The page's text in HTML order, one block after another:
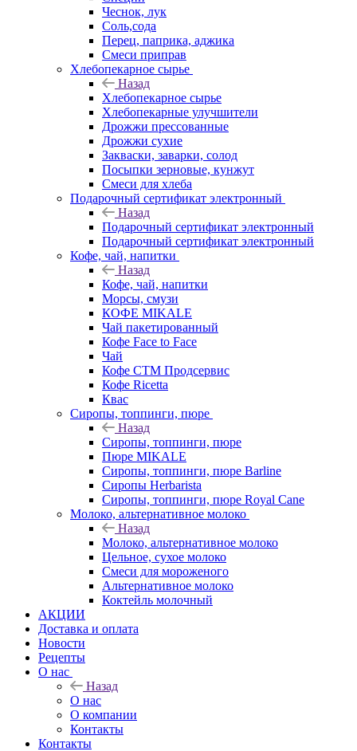
Чеснок, лук
Соль,сода
Перец, паприка, аджика
Смеси приправ
Хлебопекарное сырье
Назад
Хлебопекарное сырье
Хлебопекарные улучшители
Дрожжи прессованные
Дрожжи сухие
Закваски, заварки, солод
Посыпки зерновые, кунжут
Смеси для хлеба
Подарочный сертификат электронный
Назад
Подарочный сертификат электронный
Подарочный сертификат электронный
Кофе, чай, напитки
Назад
Кофе, чай, напитки
Морсы, смузи
КОФЕ MIKALE
Чай пакетированный
Кофе Face to Face
Чай
Кофе СТМ Продсервис
Кофе Ricetta
Квас
Сиропы, топпинги, пюре
Назад
Сиропы, топпинги, пюре
Пюре MIKALE
Сиропы, топпинги, пюре Barline
Сиропы Herbarista
Сиропы, топпинги, пюре Royal Cane
Молоко, альтернативное молоко
Назад
Молоко, альтернативное молоко
Цельное, сухое молоко
Смеси для мороженого
Альтернативное молоко
Коктейль молочный
АКЦИИ
Доставка и оплата
Новости
Рецепты
О нас
Назад
О нас
О компании
Контакты
Контакты